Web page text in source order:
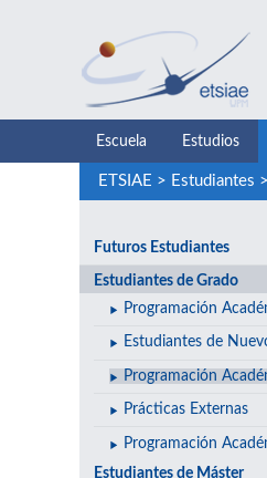
Escuela Estudios
ETSIAE > Estudiantes >
Futuros Estudiantes
Estudiantes de Grado
Programación
Estudiantes de
Programación
Prácticas Externas
Programación
Estudiantes de Máster